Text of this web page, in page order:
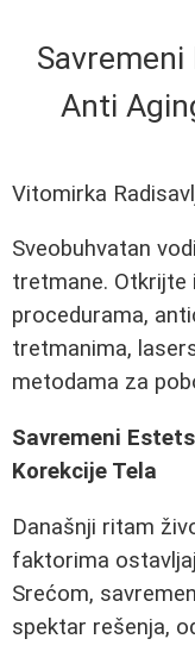
Anti
Vitomirka
Sveobuhvatan
tretmane. Otkrijte
procedurama,
tretmanima,
metodama za
Savremeni
Korekcije Tela
Današnji ritam
faktorima
Srećom,
spektar rešenja,